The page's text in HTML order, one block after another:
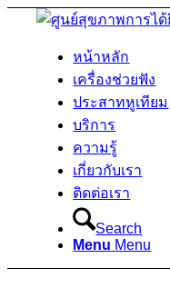
หน้าหลัก
เครื่องช่วยฟัง
ประสาทหูเทียม
บริการ
ความรู้
เกี่ยวกับเรา
ติดต่อเรา
Search
Menu Menu